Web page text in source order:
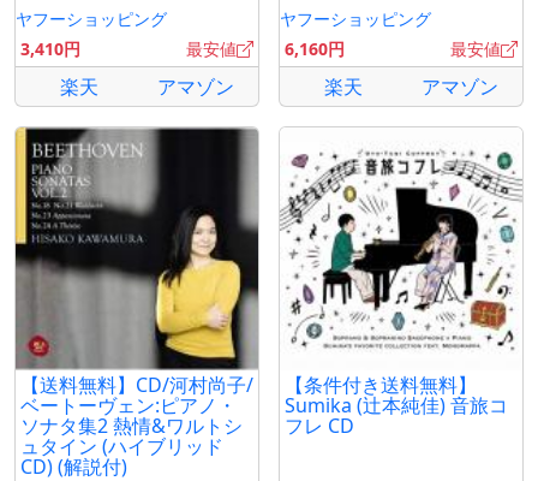
ヤフーショッピング
3,410円
最安値
楽天 アマゾン
ヤフーショッピング
6,160円
最安値
楽天 アマゾン
【送料無料】CD/河村尚子/
ベートーヴェン:ピアノ・
ソナタ集2 熱情&ワルトシ
ュタイン (ハイブリッド
CD) (解説付)
【条件付き送料無料】
Sumika (辻本純佳) 音旅コ
フレ CD